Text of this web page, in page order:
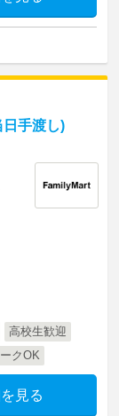
手渡し)
高校生歓迎
クOK
見る